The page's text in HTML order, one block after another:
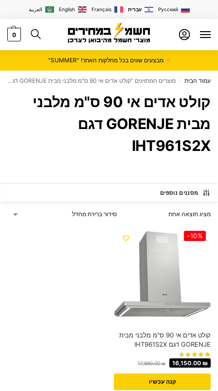
العربية English Français עִבְרִית Русский
0
מבצעים שווים בכל מחלקות האתר! "SUMMER"
עמוד הבית / מוצרים המתויגים “קולט אדים אי 90 ס"מ מלבני מבית GORENJE דגם IHT961S2X”
קולט אדים אי 90 ס"מ מלבני
מבית GORENJE דגם
IHT961S2X
מסננים נוספים
מציג תוצאה אחת
-10%
קולט אדים אי 90 ס"מ מלבני מבית
GORENJE דגם IHT961S2X
17,890.00₪ 16,150.00 ₪
קנה עכשיו